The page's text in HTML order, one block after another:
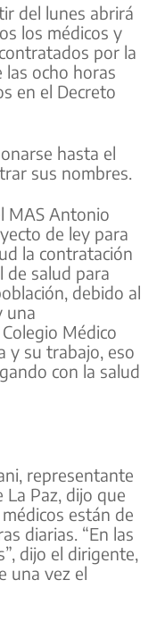
del lunes abrirá
los médicos y
por la
las ocho horas
en el Decreto
hasta el
sus nombres.
MAS Antonio
de ley para
la contratación
de salud para
debido al
una
Médico
y su trabajo, eso
con la salud
representante
La Paz, dijo que
están de
diarias. “En las
dijo el dirigente,
una vez el